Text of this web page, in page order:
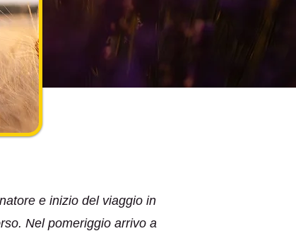
e inizio del viaggio in
Nel pomeriggio arrivo a